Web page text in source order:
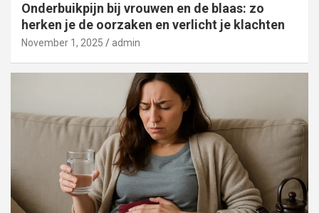
Onderbuikpijn bij vrouwen en de blaas: zo
herken je de oorzaken en verlicht je klachten
November 1, 2025 admin